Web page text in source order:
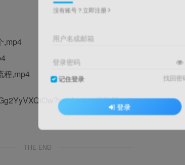
,mp4
程,mp4
提取码: y6yr
THE END
没有账号？立即注册
用户名或邮箱
登录密码
记住登录 找回密
登录